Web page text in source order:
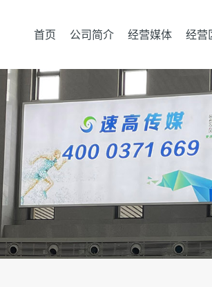
首页 公司简介 经营媒体 经营